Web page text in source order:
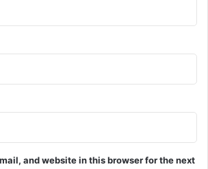
and website in this browser for the next